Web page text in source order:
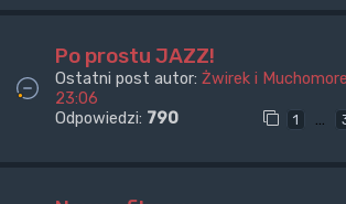
Po prostu JAZZ!
Ostatni post autor: Żwirek i
23:06
Odpowiedzi: 790 1 …